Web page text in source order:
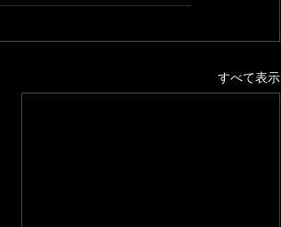
すべて表示